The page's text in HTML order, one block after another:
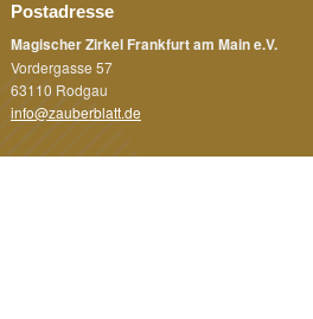
Postadresse
Magischer Zirkel Frankfurt am Main e.V.
Vordergasse 57
63110 Rodgau
info@zauberblatt.de